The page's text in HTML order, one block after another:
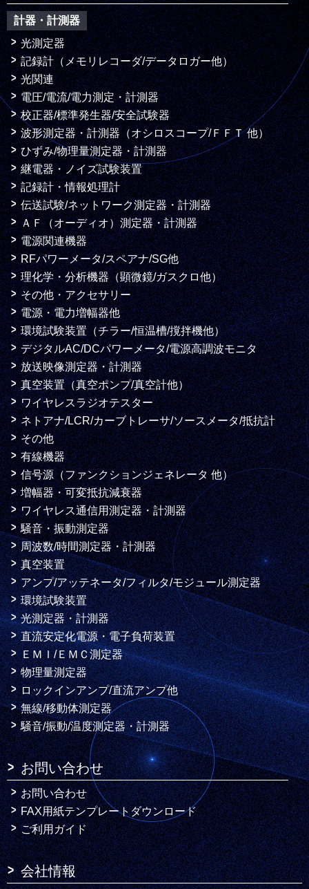
計器・計測器
光測定器
記録計（メモリレコーダ/データロガー他）
光関連
電圧/電流/電力測定・計測器
校正器/標準発生器/安全試験器
波形測定器・計測器（オシロスコープ/ＦＦＴ 他）
ひずみ/物理量測定器・計測器
継電器・ノイズ試験装置
記録計・情報処理計
伝送試験/ネットワーク測定器・計測器
ＡＦ（オーディオ）測定器・計測器
電源関連機器
RFパワーメータ/スペアナ/SG他
理化学・分析機器（顕微鏡/ガスクロ他）
その他・アクセサリー
電源・電力増幅器他
環境試験装置（チラー/恒温槽/撹拌機他）
デジタルAC/DCパワーメータ/電源高調波モニタ
放送映像測定器・計測器
真空装置（真空ポンプ/真空計他）
ワイヤレスラジオテスター
ネトアナ/LCR/カーブトレーサ/ソースメータ/抵抗計
その他
有線機器
信号源（ファンクションジェネレータ 他）
増幅器・可変抵抗減衰器
ワイヤレス通信用測定器・計測器
騒音・振動測定器
周波数/時間測定器・計測器
真空装置
アンプ/アッテネータ/フィルタ/モジュール測定器
環境試験装置
光測定器・計測器
直流安定化電源・電子負荷装置
ＥＭＩ/ＥＭＣ測定器
物理量測定器
ロックインアンプ/直流アンプ他
無線/移動体測定器
騒音/振動/温度測定器・計測器
お問い合わせ
お問い合わせ
FAX用紙テンプレートダウンロード
ご利用ガイド
会社情報